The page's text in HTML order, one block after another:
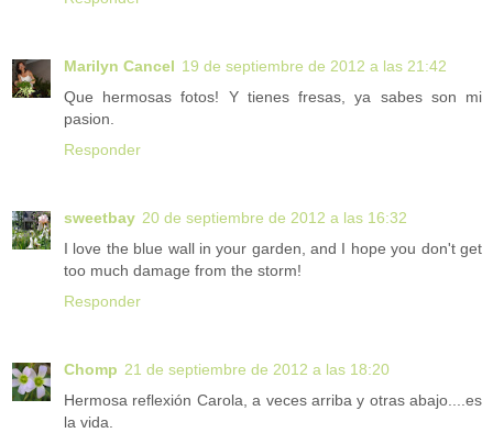
Marilyn Cancel 19 de septiembre de 2012 a las 21:42
Que hermosas fotos! Y tienes fresas, ya sabes son mi
pasion.
Responder
sweetbay 20 de septiembre de 2012 a las 16:32
I love the blue wall in your garden, and I hope you don't get
too much damage from the storm!
Responder
Chomp 21 de septiembre de 2012 a las 18:20
Hermosa reflexión Carola, a veces arriba y otras abajo....es
la vida.